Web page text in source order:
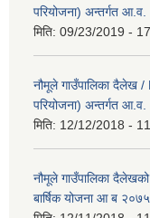
परियोजना) अन्तर्गत आ.व.
मिति: 09/23/2019 -
नौमूले गाउँपालिका दैलेख
परियोजना) अन्तर्गत आ.व.
मिति: 12/12/2018 -
नौमूले गाउँपालिका
बार्षिक योजना आ ब